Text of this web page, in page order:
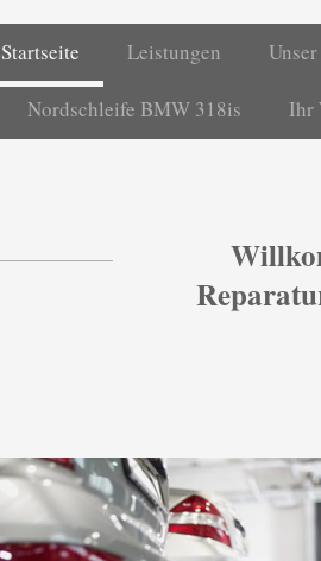
Startseite Leistungen
Nordschleife BMW 318is Ihr